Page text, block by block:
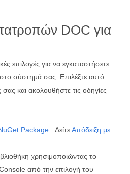
DOC για
επιλογές για να εγκαταστήσετε
σύστημά σας. Επιλέξτε αυτό
σας και ακολουθήστε τις οδηγίες
Package . ΔείτεΑπόδειξη με
χρησιμοποιώντας το
από την επιλογή του